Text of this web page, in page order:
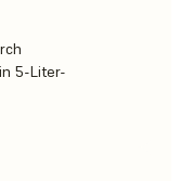
5-Liter-